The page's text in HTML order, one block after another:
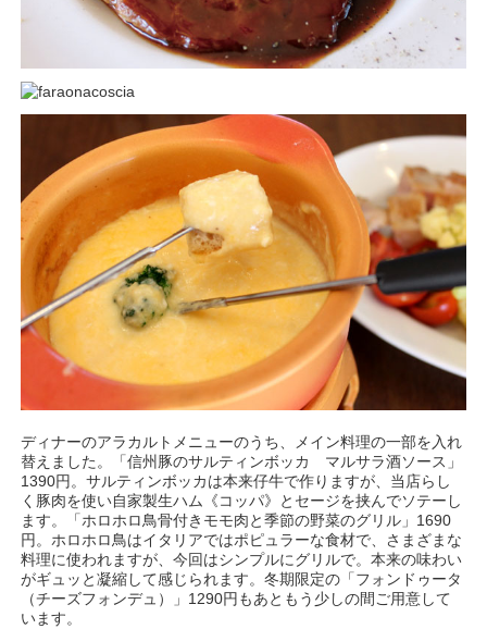
ディナーのアラカルトメニューのうち、メイン料理の一部を入れ
替えました。「信州豚のサルティンボッカ マルサラ酒ソース」
1390円。サルティンボッカは本来仔牛で作りますが、当店らし
く豚肉を使い自家製生ハム《コッパ》とセージを挟んでソテーし
ます。「ホロホロ鳥骨付きモモ肉と季節の野菜のグリル」1690
円。ホロホロ鳥はイタリアではポピュラーな食材で、さまざまな
料理に使われますが、今回はシンプルにグリルで。本来の味わい
がギュッと凝縮して感じられます。冬期限定の「フォンドゥータ
（チーズフォンデュ）」1290円もあともう少しの間ご用意して
います。